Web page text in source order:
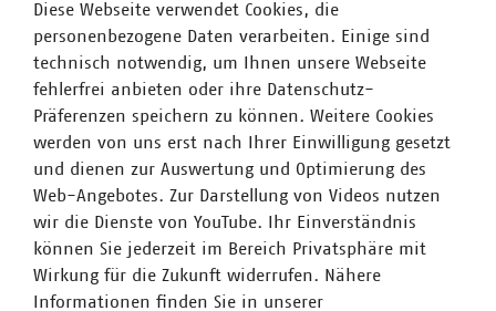
Stefan Luig
Wasser/Abwasser
Diese Webseite verwendet Cookies, die
personenbezogene Daten verarbeiten. Einige sind
technisch notwendig, um Ihnen unsere Webseite
fehlerfrei anbieten oder ihre Datenschutz-
Präferenzen speichern zu können. Weitere Cookies
werden von uns erst nach Ihrer Einwilligung gesetzt
und dienen zur Auswertung und Optimierung des
Web-Angebotes. Zur Darstellung von Videos nutzen
wir die Dienste von YouTube. Ihr Einverständnis
können Sie jederzeit im Bereich Privatsphäre mit
Wirkung für die Zukunft widerrufen. Nähere
Informationen finden Sie in unserer